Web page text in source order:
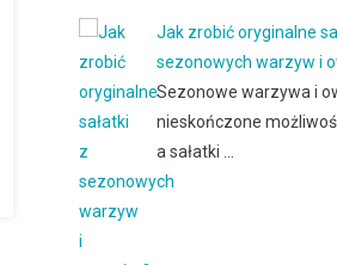
Jak zrobić oryginalne
sezonowych warzyw i
Sezonowe warzywa i
nieskończone
a sałatki …